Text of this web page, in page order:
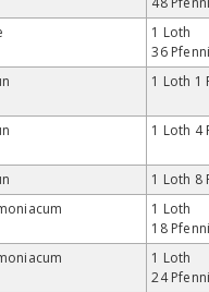
1 Loth
36
1 Loth 1
1 Loth 4
1 Loth 8
1 Loth
18
1 Loth
24